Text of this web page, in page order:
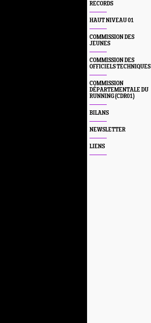
RECORDS
HAUT NIVEAU 01
COMMISSION DES
JEUNES
COMMISSION DES
OFFICIELS TECHNIQUES
COMMISSION
DÉPARTEMENTALE DU
RUNNING (CDR01)
BILANS
NEWSLETTER
LIENS